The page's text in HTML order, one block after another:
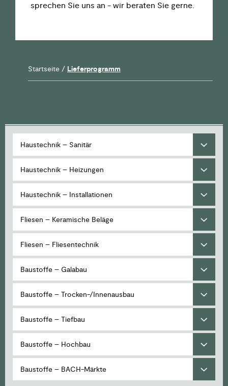
sprechen Sie uns an - wir beraten Sie gerne.
Startseite / Lieferprogramm
Haustechnik – Sanitär
Haustechnik – Heizungen
Haustechnik – Installationen
Fliesen – Keramische Beläge
Fliesen – Fliesentechnik
Baustoffe – Galabau
Baustoffe – Trocken-/Innenausbau
Baustoffe – Tiefbau
Baustoffe – Hochbau
Baustoffe – BACH-Märkte